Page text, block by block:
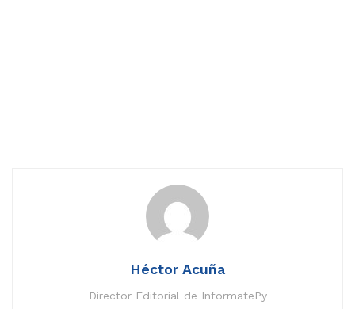
Héctor Acuña
Director Editorial de InformatePy